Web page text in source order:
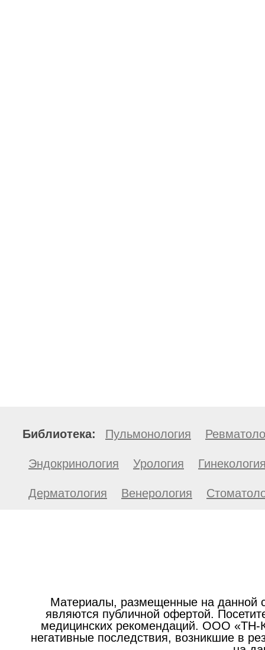
Библиотека: Пульмонология
Эндокринология Урология
Дерматология Венерология
Материалы, размещенные на данной
являются публичной офертой.
медицинских рекомендаций. ООО «ТН-
негативные последствия, возникшие в